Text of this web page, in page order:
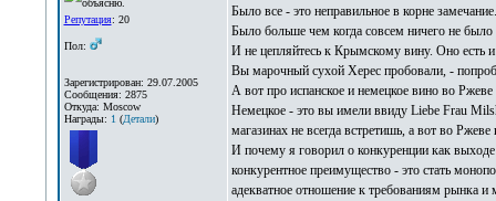
Репутация: 20
Пол:
Зарегистрирован: 29.07.2005
Сообщения: 2875
Откуда: Moscow
Награды: 1 (Детали)
Было все - это неправильное в корне замечание.
Было больше чем когда совсем ничего не было
И не цепляйтесь к Крымскому вину. Оно есть и
Вы марочный сухой Херес пробовали, -
А вот про испанское и немецкое вино во Ржеве
Немецкое - это вы имели ввиду Liebe Frau
магазинах не всегда встретишь, а вот во
И почему я говорил о конкуренции как выходе
конкурентное преимущество - это стать
адекватное отношение к требованиям рынка и